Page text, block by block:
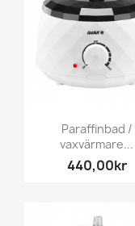
Paraffinbad /
vaxvärmare...
440,00kr